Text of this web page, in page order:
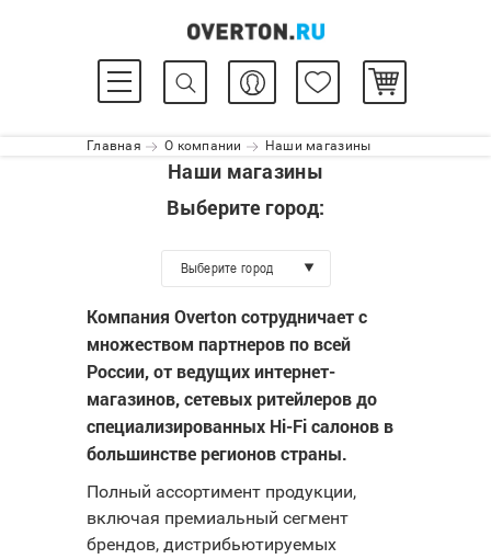
Главная О компании Наши магазины
Наши магазины
Выберите город:
Выберите город
Компания Overton сотрудничает с
множеством партнеров по всей
России, от ведущих интернет-
магазинов, сетевых ритейлеров до
специализированных Hi-Fi салонов в
большинстве регионов страны.
Полный ассортимент продукции,
включая премиальный сегмент
брендов, дистрибьютируемых